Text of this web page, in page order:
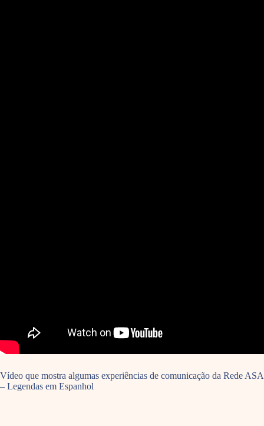
Vídeo que mostra algumas experiências de comunicação da Rede ASA
– Legendas em Espanhol